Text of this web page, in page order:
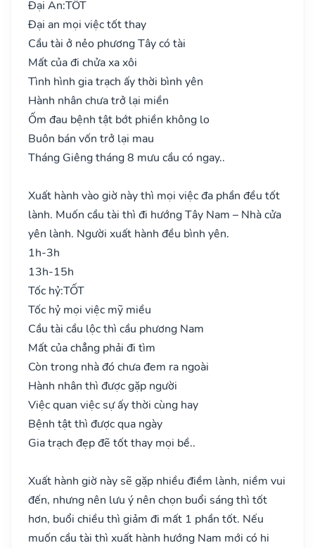
Đại An:TỐT
Đại an mọi việc tốt thay
Cầu tài ở nẻo phương Tây có tài
Mất của đi chửa xa xôi
Tình hình gia trạch ấy thời bình yên
Hành nhân chưa trở lại miền
Ốm đau bệnh tật bớt phiền không lo
Buôn bán vốn trở lại mau
Tháng Giêng tháng 8 mưu cầu có ngay..
Xuất hành vào giờ này thì mọi việc đa phần đều tốt
lành. Muốn cầu tài thì đi hướng Tây Nam – Nhà cửa
yên lành. Người xuất hành đều bình yên.
1h-3h
13h-15h
Tốc hỷ:TỐT
Tốc hỷ mọi việc mỹ miều
Cầu tài cầu lộc thì cầu phương Nam
Mất của chẳng phải đi tìm
Còn trong nhà đó chưa đem ra ngoài
Hành nhân thì được gặp người
Việc quan việc sự ấy thời cùng hay
Bệnh tật thì được qua ngày
Gia trạch đẹp đẽ tốt thay mọi bề..
Xuất hành giờ này sẽ gặp nhiều điềm lành, niềm vui
đến, nhưng nên lưu ý nên chọn buổi sáng thì tốt
hơn, buổi chiều thì giảm đi mất 1 phần tốt. Nếu
muốn cầu tài thì xuất hành hướng Nam mới có hi